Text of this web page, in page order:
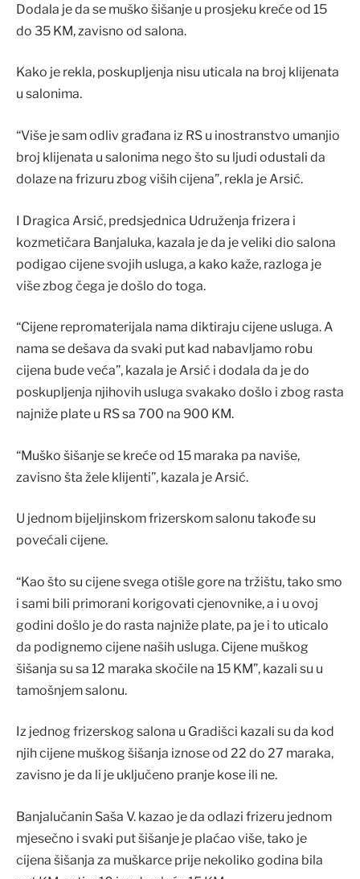
Dodala je da se muško šišanje u prosjeku kreće od 15
do 35 KM, zavisno od salona.
Kako je rekla, poskupljenja nisu uticala na broj klijenata
u salonima.
“Više je sam odliv građana iz RS u inostranstvo umanjio
broj klijenata u salonima nego što su ljudi odustali da
dolaze na frizuru zbog viših cijena”, rekla je Arsić.
I Dragica Arsić, predsjednica Udruženja frizera i
kozmetičara Banjaluka, kazala je da je veliki dio salona
podigao cijene svojih usluga, a kako kaže, razloga je
više zbog čega je došlo do toga.
“Cijene repromaterijala nama diktiraju cijene usluga. A
nama se dešava da svaki put kad nabavljamo robu
cijena bude veća”, kazala je Arsić i dodala da je do
poskupljenja njihovih usluga svakako došlo i zbog rasta
najniže plate u RS sa 700 na 900 KM.
“Muško šišanje se kreće od 15 maraka pa naviše,
zavisno šta žele klijenti”, kazala je Arsić.
U jednom bijeljinskom frizerskom salonu takođe su
povećali cijene.
“Kao što su cijene svega otišle gore na tržištu, tako smo
i sami bili primorani korigovati cjenovnike, a i u ovoj
godini došlo je do rasta najniže plate, pa je i to uticalo
da podignemo cijene naših usluga. Cijene muškog
šišanja su sa 12 maraka skočile na 15 KM”, kazali su u
tamošnjem salonu.
Iz jednog frizerskog salona u Gradišci kazali su da kod
njih cijene muškog šišanja iznose od 22 do 27 maraka,
zavisno je da li je uključeno pranje kose ili ne.
Banjalučanin Saša V. kazao je da odlazi frizeru jednom
mjesečno i svaki put šišanje je plaćao više, tako je
cijena šišanja za muškarce prije nekoliko godina bila